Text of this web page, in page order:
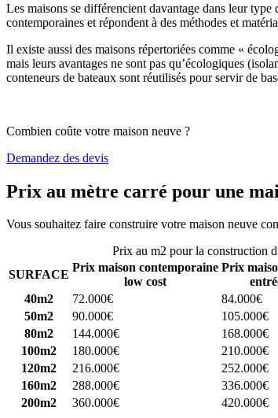
Les maisons se différencient davantage dans leur
contemporaines et répondent à des méthodes et
Il existe aussi des maisons répertoriées comme «
mais leurs avantages ne sont pas qu’écologiques
conteneurs de bateaux sont réutilisés pour servir de
Combien coûte votre maison neuve ?
Demandez des devis
Prix au mètre carré pour une
Vous souhaitez faire construire votre maison neuve
Prix au m2 pour la construction
SURFACE
Prix maison contemporaine
low cost
Prix
40m2
72.000€ 84.000€
50m2
90.000€ 105.000€
80m2
144.000€ 168.000€
100m2
180.000€ 210.000€
120m2
216.000€ 252.000€
160m2
288.000€ 336.000€
200m2
360.000€ 420.000€